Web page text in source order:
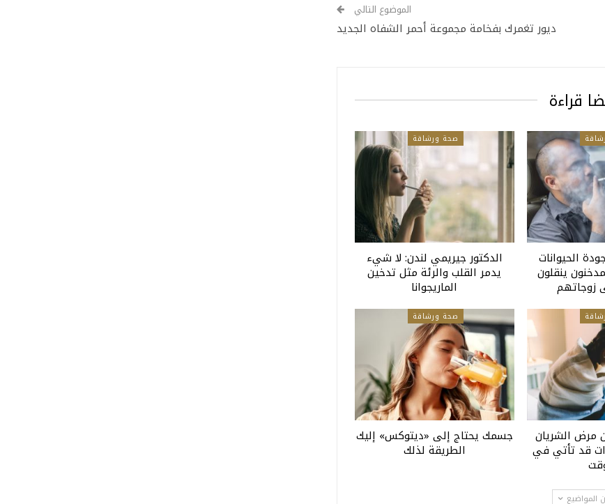
الموضوع التالي
ديور تغمرك بفخامة مجموعة أحمر الشفاه الجديد
قراءة
الحيوانات
ينقلون
زوجاتهم
صحة ورشاقة
الدكتور جيريمي لندن: لا شيء
يدمر القلب والرئة مثل تدخين
الماريجوانا
مرض الشريان
قد تأتي في
صحة ورشاقة
جسمك يحتاج إلى «ديتوكس» إليك
الطريقة لذلك
المواضيع